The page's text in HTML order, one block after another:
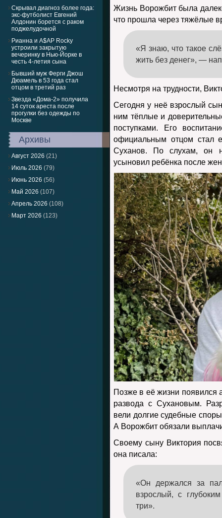
Скрывал диагноз более года:
экс-футболист Евгений
Алдонин борется с раком
поджелудочной
Рианна и A$AP Rocky
устроили закрытую
вечеринку в Нью-Йорке в
честь 4-летия сына
Бывший муж Ферги Джош
Дюамель в 53 года стал
отцом в третий раз
Звезда «Дома-2» получила
14 суток ареста после
прогулки без одежды по
Москве
Архивы
Август 2026 (21)
Июль 2026 (79)
Июнь 2026 (56)
Май 2026 (107)
Апрель 2026 (108)
Март 2026 (123)
Жизнь Ворожбит была
что прошла через тяжёлые
«Я знаю, что такое
жить без денег», —
Несмотря на трудности,
Сегодня у неё взрослый
ним тёплые и
поступками. Его
официальным отцом стал
Суханов. По слухам, он
усыновил ребёнка после
Позже в её жизни появился
развода с Сухановым.
вели долгие судебные
А Ворожбит обязали
Своему сыну Виктория
она писала:
«Он держался за
взрослый, с
три».